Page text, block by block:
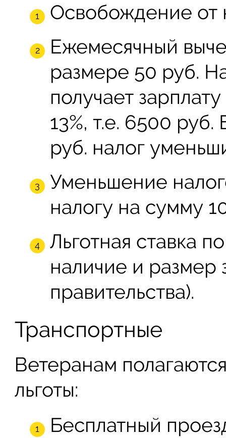
Освобождение от
Ежемесячный
размере 50 руб.
получает
13%, т.е. 6500
руб. налог
Уменьшение
налогу на сумму
Льготная ставка
наличие и размер
правительства).
Транспортные
Ветеранам
льготы:
Бесплатный